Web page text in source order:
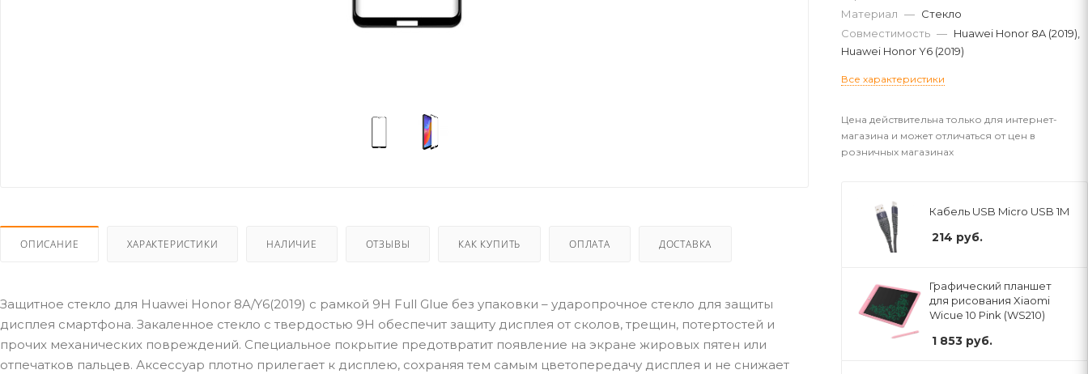
ОПИСАНИЕ ХАРАКТЕРИСТИКИ НАЛИЧИЕ ОТЗЫВЫ КАК КУПИТЬ ОПЛАТА ДОСТАВКА
Защитное стекло для Huawei Honor 8A/Y6(2019) с рамкой 9H Full Glue без упаковки – ударопрочное стекло для защиты
дисплея смартфона. Закаленное стекло с твердостью 9H обеспечит защиту дисплея от сколов, трещин, потертостей и
прочих механических повреждений. Специальное покрытие предотвратит появление на экране жировых пятен или
отпечатков пальцев. Аксессуар плотно прилегает к дисплею, сохраняя тем самым цветопередачу дисплея и не снижает
Материал — Стекло
Совместимость — Huawei Honor 8A (2019),
Huawei Honor Y6 (2019)
Все характеристики
Цена действительна только для интернет-
магазина и может отличаться от цен в
розничных магазинах
Кабель USB Micro USB 1M
214 руб.
Графический планшет
для рисования Xiaomi
Wicue 10 Pink (WS210)
1 853 руб.